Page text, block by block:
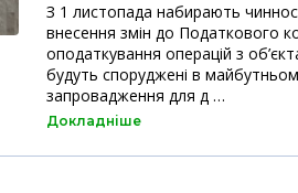
З 1 листопада набирають
внесення змін до Податкового
оподаткування операцій з
будуть споруджені в
запровадження для д …
Докладніше